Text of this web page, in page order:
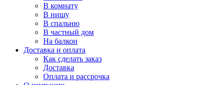
В комнату
В нишу
В спальню
В частный дом
На балкон
Доставка и оплата
Как сделать заказ
Доставка
Оплата и рассрочка